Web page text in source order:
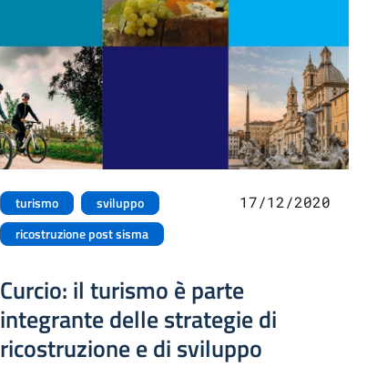
turismo
sviluppo
ricostruzione post sisma
17/12/2020
Curcio: il turismo è parte
integrante delle strategie di
ricostruzione e di sviluppo